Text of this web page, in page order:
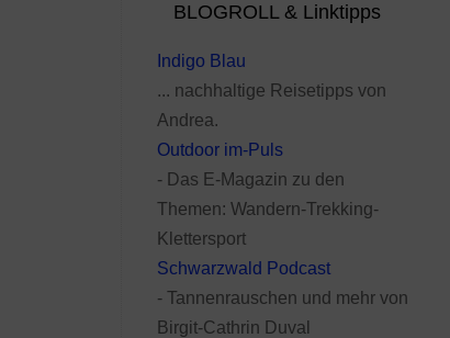
BLOGROLL & Linktipps
Indigo Blau
... nachhaltige Reisetipps von
Andrea.
Outdoor im-Puls
- Das E-Magazin zu den
Themen: Wandern-Trekking-
Klettersport
Schwarzwald Podcast
- Tannenrauschen und mehr von
Birgit-Cathrin Duval